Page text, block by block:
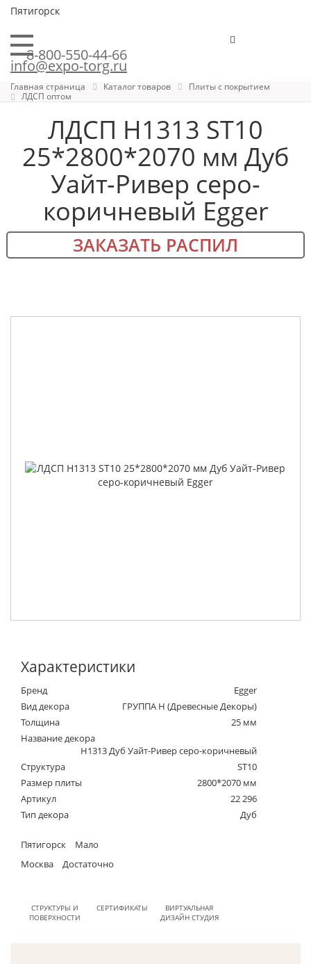
Пятигорск
8-800-550-44-66
info@expo-torg.ru
Главная страница Каталог товаров
Плиты с покрытием
ЛДСП оптом
ЛДСП H1313 ST10
25*2800*2070 мм Дуб
Уайт-Ривер серо-
коричневый Egger
ЗАКАЗАТЬ РАСПИЛ
Характеристики
Бренд
Egger
Вид декора
ГРУППА Н (Древесные Декоры)
Толщина
25 мм
Название декора
H1313 Дуб Уайт-Ривер серо-коричневый
Структура
ST10
Размер плиты
2800*2070 мм
Артикул
22 296
Тип декора
Дуб
Пятигорск
Мало
Москва
Достаточно
СТРУКТУРЫ И
ПОВЕРХНОСТИ
СЕРТИФИКАТЫ
ВИРТУАЛЬНАЯ
ДИЗАЙН СТУДИЯ